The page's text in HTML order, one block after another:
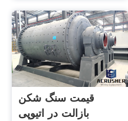
قیمت سنگ شکن
بازالت در اتیوپی